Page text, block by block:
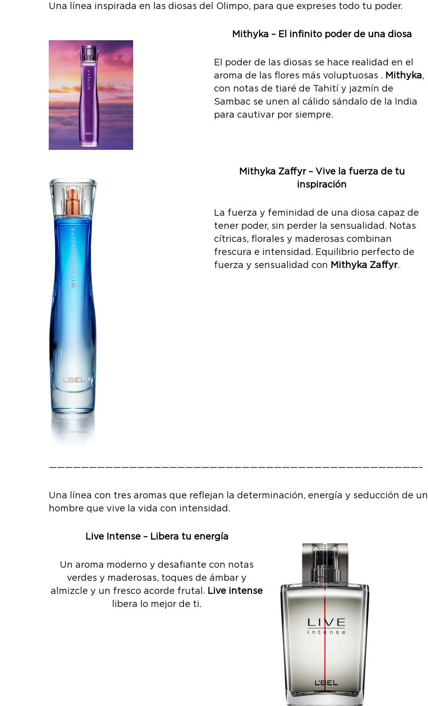
Una línea inspirada en las diosas del Olimpo, para que expreses todo tu poder.
Mithyka – El infinito poder de una diosa
El poder de las diosas se hace realidad en el
aroma de las flores más voluptuosas . Mithyka,
con notas de tiaré de Tahití y jazmín de
Sambac se unen al cálido sándalo de la India
para cautivar por siempre.
Mithyka Zaffyr – Vive la fuerza de tu
inspiración
La fuerza y feminidad de una diosa capaz de
tener poder, sin perder la sensualidad. Notas
cítricas, florales y maderosas combinan
frescura e intensidad. Equilibrio perfecto de
fuerza y sensualidad con Mithyka Zaffyr.
——————————————————————————————————————————————–
Una línea con tres aromas que reflejan la determinación, energía y seducción de un
hombre que vive la vida con intensidad.
Live Intense – Libera tu energía
Un aroma moderno y desafiante con notas
verdes y maderosas, toques de ámbar y
almizcle y un fresco acorde frutal. Live intense
libera lo mejor de ti.